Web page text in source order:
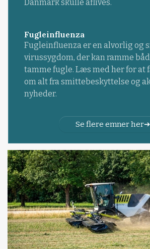
Danmark skulle aflives.
Fugleinfluenza
Fugleinfluenza er en alvorlig og
virussygdom, der kan ramme
tamme fugle. Læs med her for at
om alt fra smittebeskyttelse og
nyheder.
Se flere emner her